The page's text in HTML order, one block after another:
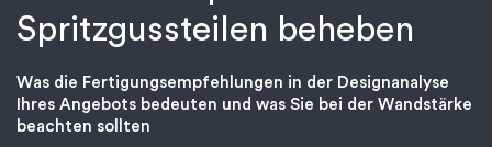
Spritzgussteilen beheben
Was die Fertigungsempfehlungen in der Designanalyse
Ihres Angebots bedeuten und was Sie bei der Wandstärke
beachten sollten